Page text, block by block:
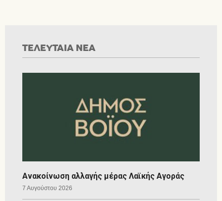
ΤΕΛΕΥΤΑΙΑ ΝΕΑ
Ανακοίνωση αλλαγής μέρας Λαϊκής Αγοράς
7 Αυγούστου 2026